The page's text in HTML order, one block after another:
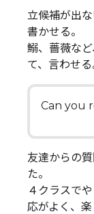
立候補が出
書かせる。
鰯、薔薇な
て、言わせる
Can you
友達からの
た。
４クラスで
応がよく、楽